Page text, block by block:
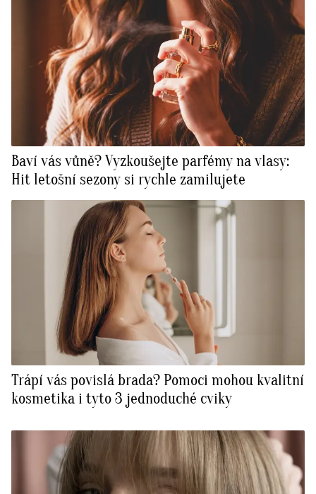
Baví vás vůně? Vyzkoušejte parfémy na vlasy:
Hit letošní sezony si rychle zamilujete
Trápí vás povislá brada? Pomoci mohou kvalitní
kosmetika i tyto 3 jednoduché cviky